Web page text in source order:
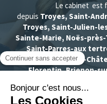
Le cabinet est
depuis Troyes, Saint-
Troyes, Saint-Julien-
Sainte-Marie, Noës-
Saint-Parres-aux
Seine, Brienne-le-
Florentin, Brienon-
Migennes,